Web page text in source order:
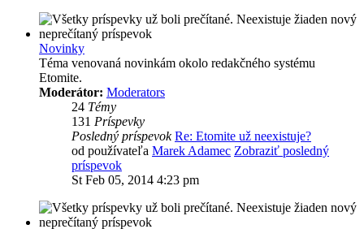
Novinky
Téma venovaná novinkám okolo redakčného systému
Etomite.
Moderátor: Moderators
24 Témy
131 Príspevky
Posledný príspevok Re: Etomite už neexistuje?
od používateľa Marek Adamec Zobraziť posledný
príspevok
St Feb 05, 2014 4:23 pm